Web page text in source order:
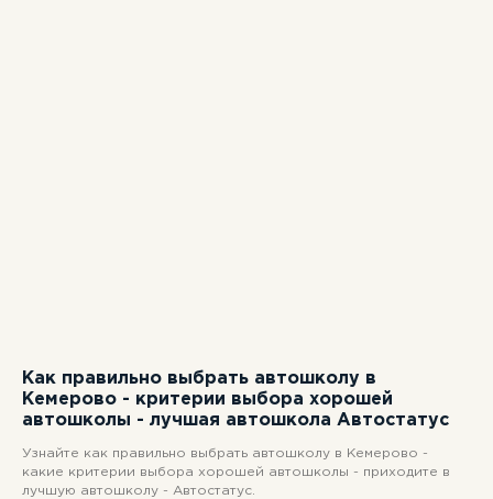
Как правильно выбрать автошколу в
Кемерово - критерии выбора хорошей
автошколы - лучшая автошкола Автостатус
Узнайте как правильно выбрать автошколу в Кемерово -
какие критерии выбора хорошей автошколы - приходите в
лучшую автошколу - Автостатус.